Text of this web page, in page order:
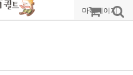
주문조회 마이페이지